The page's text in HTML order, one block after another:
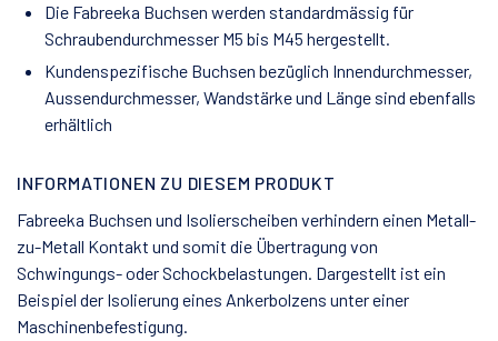
Die Fabreeka Buchsen werden standardmässig für
Schraubendurchmesser M5 bis M45 hergestellt.
Kundenspezifische Buchsen bezüglich Innendurchmesser,
Aussendurchmesser, Wandstärke und Länge sind ebenfalls
erhältlich
INFORMATIONEN ZU DIESEM PRODUKT
Fabreeka Buchsen und Isolierscheiben verhindern einen Metall-
zu-Metall Kontakt und somit die Übertragung von
Schwingungs- oder Schockbelastungen. Dargestellt ist ein
Beispiel der Isolierung eines Ankerbolzens unter einer
Maschinenbefestigung.